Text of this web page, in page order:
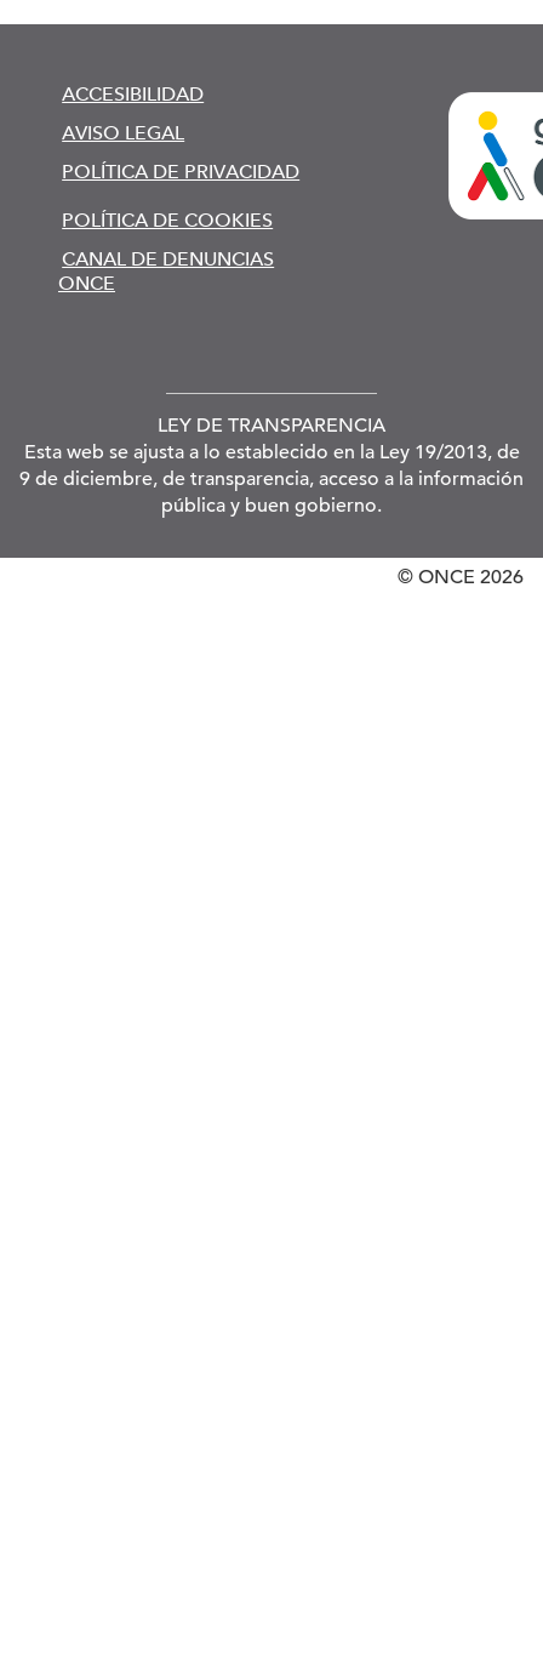
ACCESIBILIDAD
AVISO LEGAL
POLÍTICA DE PRIVACIDAD
POLÍTICA DE COOKIES
CANAL DE DENUNCIAS
ONCE
LEY DE TRANSPARENCIA
Esta web se ajusta a lo establecido en la Ley 19/2013, de
9 de diciembre, de transparencia, acceso a la información
pública y buen gobierno.
© ONCE 2026